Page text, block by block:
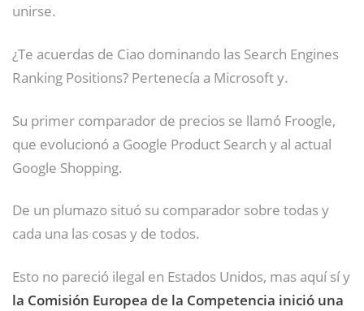
unirse.
¿Te acuerdas de Ciao dominando las Search Engines
Ranking Positions? Pertenecía a Microsoft y.
Su primer comparador de precios se llamó Froogle,
que evolucionó a Google Product Search y al actual
Google Shopping.
De un plumazo situó su comparador sobre todas y
cada una las cosas y de todos.
Esto no pareció ilegal en Estados Unidos, mas aquí sí y
la Comisión Europea de la Competencia inició una